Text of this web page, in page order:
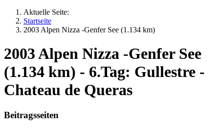
Aktuelle Seite:
Startseite
2003 Alpen Nizza -Genfer See (1.134 km)
2003 Alpen Nizza -Genfer See
(1.134 km) - 6.Tag: Gullestre -
Chateau de Queras
Beitragsseiten